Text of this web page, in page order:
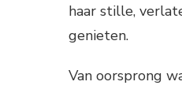
haar stille,
genieten.
Van oorsprong